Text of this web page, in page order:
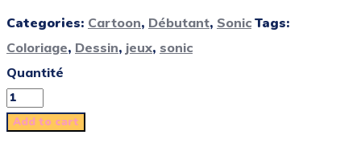
Categories: Cartoon, Débutant, Sonic Tags:
Coloriage, Dessin, jeux, sonic
Quantité
Add to cart